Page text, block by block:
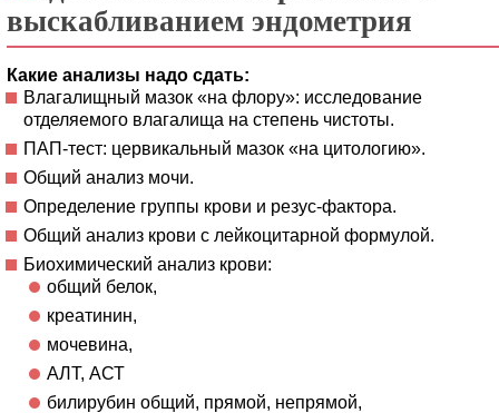
выскабливанием эндометрия
Какие анализы надо сдать:
Влагалищный мазок «на флору»: исследование
отделяемого влагалища на степень чистоты.
ПАП-тест: цервикальный мазок «на цитологию».
Общий анализ мочи.
Определение группы крови и резус-фактора.
Общий анализ крови с лейкоцитарной формулой.
Биохимический анализ крови:
общий белок,
креатинин,
мочевина,
АЛТ, АСТ
билирубин общий, прямой, непрямой,